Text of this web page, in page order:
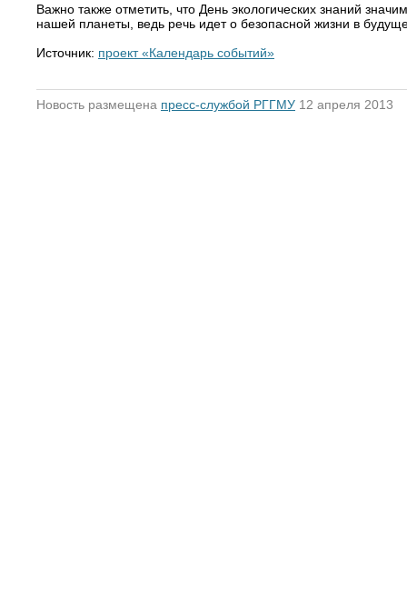
Важно также отметить, что День экологических знаний
нашей планеты, ведь речь идет о безопасной жизни в
Источник: проект «Календарь событий»
Новость размещена пресс-службой РГГМУ 12 апреля 2013